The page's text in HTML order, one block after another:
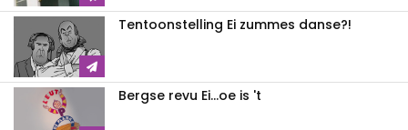
Tentoonstelling Ei zummes danse?!
Bergse revu Ei...oe is 't